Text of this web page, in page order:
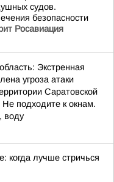
судов.
безопасности
Росавиация
Экстренная
угроза атаки
Саратовской
подходите к окнам.
воду
когда лучше стричься